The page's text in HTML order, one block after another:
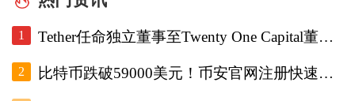
1 Tether任命独立董事至Twenty One Capital董事会，重设审计委员会。
2 比特币跌破59000美元！币安官网注册快速跟进底部研判